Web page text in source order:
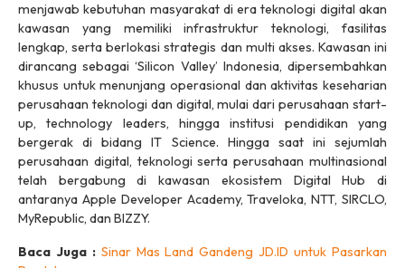
menjawab kebutuhan masyarakat di era teknologi digital akan
kawasan yang memiliki infrastruktur teknologi, fasilitas
lengkap, serta berlokasi strategis dan multi akses. Kawasan ini
dirancang sebagai ‘Silicon Valley’ Indonesia, dipersembahkan
khusus untuk menunjang operasional dan aktivitas keseharian
perusahaan teknologi dan digital, mulai dari perusahaan start-
up, technology leaders, hingga institusi pendidikan yang
bergerak di bidangIT Science. Hingga saat ini sejumlah
perusahaan digital, teknologi serta perusahaan multinasional
telah bergabung di kawasan ekosistem Digital Hub di
antaranya Apple Developer Academy, Traveloka, NTT, SIRCLO,
MyRepublic, dan BIZZY.
Baca Juga : Sinar Mas Land Gandeng JD.ID untuk Pasarkan